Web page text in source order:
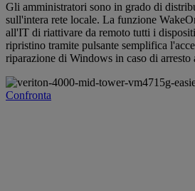
Gli amministratori sono in grado di
sull'intera rete locale. La funzione
all'IT di riattivare da remoto tutti i
ripristino tramite pulsante semplifica
riparazione di Windows in caso di arresto
Confronta